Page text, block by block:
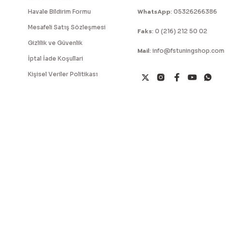
Havale Bildirim Formu
Mesafeli Satış Sözleşmesi
Gizlilik ve Güvenlik
İptal İade Koşullari
Kişisel Veriler Politikası
WhatsApp: 05326266386
Faks: 0 (216) 212 50 02
Mail: info@fstuningshop.com